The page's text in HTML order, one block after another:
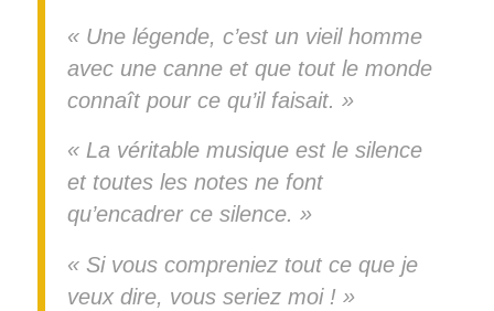
« Une légende, c’est un vieil homme
avec une canne et que tout le monde
connaît pour ce qu’il faisait. »
« La véritable musique est le silence
et toutes les notes ne font
qu’encadrer ce silence. »
« Si vous compreniez tout ce que je
veux dire, vous seriez moi ! »